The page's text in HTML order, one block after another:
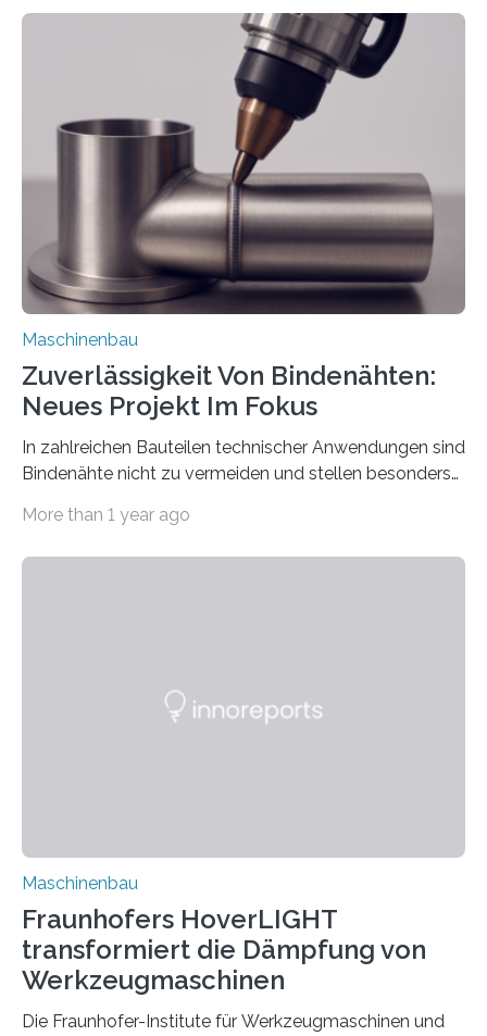
Teile als eine Einheit verpacken. Die Anordnung kann
der Benutzer vorgeben und erhält so mehr Kontrolle
über die Positionierung der Bauteile. Die ebenfalls neue
Automatisierungsschnittstelle dient dazu, die Software
besser in spezifische Unternehmensprozesse
einzubinden. Sankt Augustin – Zur Messe FACHPACK
vom 23. bis 25. September in Nürnberg…
Maschinenbau
Zuverlässigkeit Von Bindenähten:
Neues Projekt Im Fokus
In zahlreichen Bauteilen technischer Anwendungen sind
Bindenähte nicht zu vermeiden und stellen besonders
Matrixmaterials eine große Herausforderung dar.
Durch den verstärkten Einsatz von Rezyklaten
More than 1 year ago
Maschinenbau
Fraunhofers HoverLIGHT
transformiert die Dämpfung von
Werkzeugmaschinen
Die Fraunhofer-Institute für Werkzeugmaschinen und